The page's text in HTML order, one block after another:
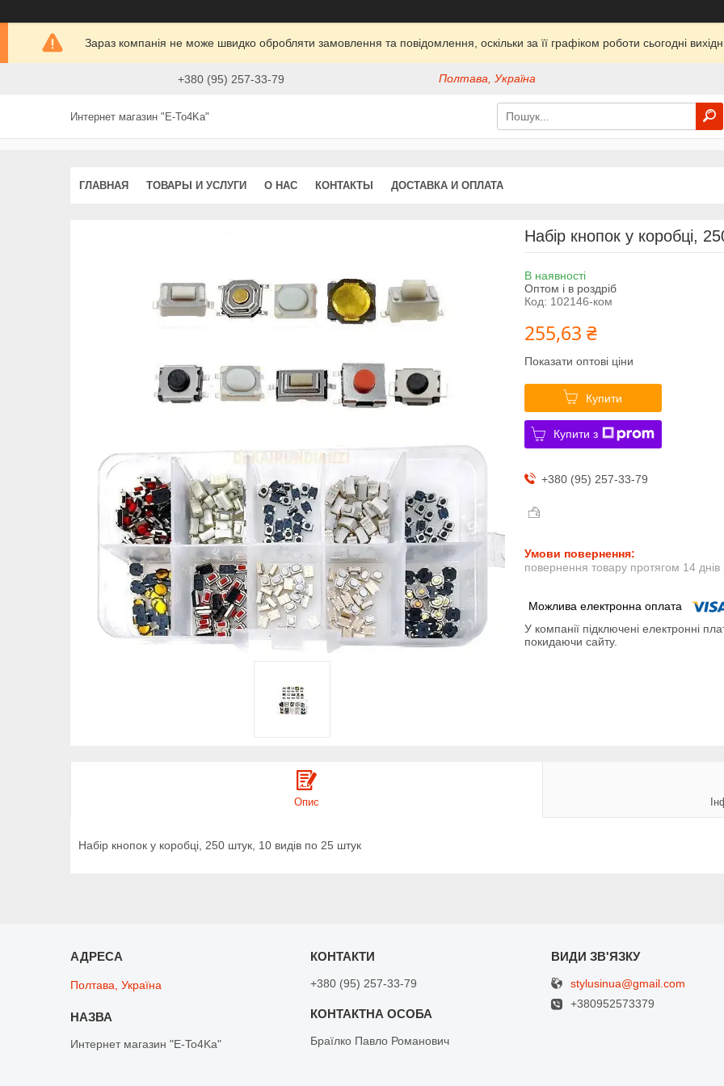
Зараз компанія не може швидко обробляти замовлення та повідомлення, оскільки за її графіком роботи сьогодні
+380 (95) 257-33-79 Полтава, Україна
Интернет магазин "E-To4Ka"
ГЛАВНАЯ ТОВАРЫ И УСЛУГИ О НАС КОНТАКТЫ ДОСТАВКА И ОПЛАТА
Набір кнопок у коробці,
В наявності
Оптом і в роздріб
Код: 102146-ком
255,63 ₴
Показати оптові ціни
Купити
Купити з
+380 (95) 257-33-79
повернення товару протягом 14 днів
У компанії підключені електронні
покидаючи сайту.
Опис
Набір кнопок у коробці, 250 штук, 10 видів по 25 штук
Полтава, Україна
Интернет магазин "E-To4Ka"
+380 (95) 257-33-79
Браїлко Павло Романович
stylusinua@gmail.com
+380952573379